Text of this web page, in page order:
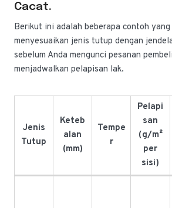
Cacat.
Berikut ini adalah beberapa contoh
menyesuaikan jenis tutup dengan
sebelum Anda mengunci pesanan
menjadwalkan pelapisan lak.
Jenis
Tutup
Keteb
alan
(mm)
Tempe
r
Pelapi
san
(g/m²
per
sisi)